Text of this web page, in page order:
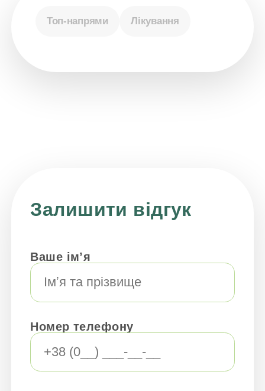
Топ-напрями Лікування
Залишити відгук
Ваше імʼя
Номер телефону